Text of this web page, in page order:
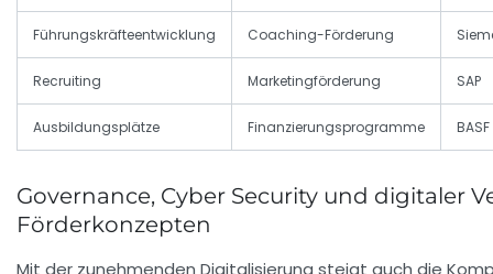
Führungskräfteentwicklung Coaching-Förderung
Recruiting Marketingförderung SAP
Ausbildungsplätze Finanzierungsprogramme BASF
Governance, Cyber Security und digitaler
Förderkonzepten
Mit der zunehmenden Digitalisierung steigt auch die